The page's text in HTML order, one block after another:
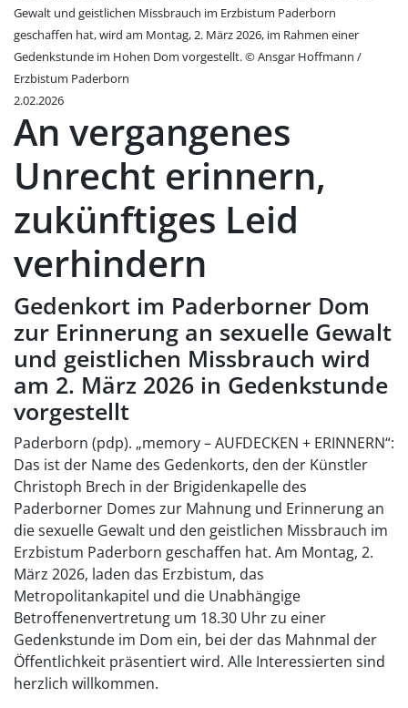
Gewalt und geistlichen Missbrauch im Erzbistum Paderborn
geschaffen hat, wird am Montag, 2. März 2026, im Rahmen einer
Gedenkstunde im Hohen Dom vorgestellt. © Ansgar Hoffmann /
Erzbistum Paderborn
2.02.2026
An vergangenes
Unrecht erinnern,
zukünftiges Leid
verhindern
Gedenkort im Paderborner Dom
zur Erinnerung an sexuelle Gewalt
und geistlichen Missbrauch wird
am 2. März 2026 in Gedenkstunde
vorgestellt
Paderborn (pdp). „memory – AUFDECKEN + ERINNERN“:
Das ist der Name des Gedenkorts, den der Künstler
Christoph Brech in der Brigidenkapelle des
Paderborner Domes zur Mahnung und Erinnerung an
die sexuelle Gewalt und den geistlichen Missbrauch im
Erzbistum Paderborn geschaffen hat. Am Montag, 2.
März 2026, laden das Erzbistum, das
Metropolitankapitel und die Unabhängige
Betroffenenvertretung um 18.30 Uhr zu einer
Gedenkstunde im Dom ein, bei der das Mahnmal der
Öffentlichkeit präsentiert wird. Alle Interessierten sind
herzlich willkommen.